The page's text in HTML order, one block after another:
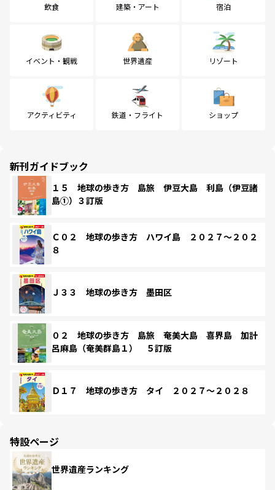
飲食 建築・アート 宿泊
イベント・観戦 世界遺産 リゾート
アクティビティ 鉄道・フライト ショップ
新刊ガイドブック
１５ 地球の歩き方 島旅 伊豆大島 利島（伊豆諸
島①）３訂版
Ｃ０２ 地球の歩き方 ハワイ島 ２０２７～２０２
８
Ｊ３３ 地球の歩き方 墨田区
０２ 地球の歩き方 島旅 奄美大島 喜界島 加計
呂麻島（奄美群島１） ５訂版
Ｄ１７ 地球の歩き方 タイ ２０２７～２０２８
特設ページ
世界遺産ランキング